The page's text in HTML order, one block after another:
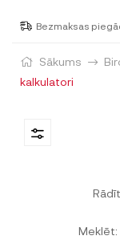
Bezmaksas
Sākums
kalkulatori
Rādīt
Meklēt: